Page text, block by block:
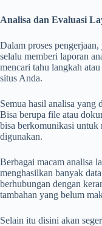
Analisa dan Evaluasi
Dalam proses pengerjaan,
selalu memberi laporan
mencari tahu langkah
situs Anda.
Semua hasil analisa yang
Bisa berupa file atau
bisa berkomunikasi untuk
digunakan.
Berbagai macam analisa
menghasilkan banyak
berhubungan dengan
tambahan yang belum
Selain itu disini akan